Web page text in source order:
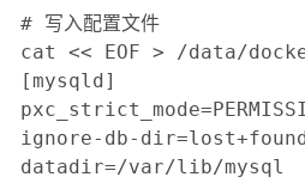
# 写入配置文件
cat << EOF > /data/
[mysqld]
ignore-db-dir=lost+found
datadir=/var/lib/mysql